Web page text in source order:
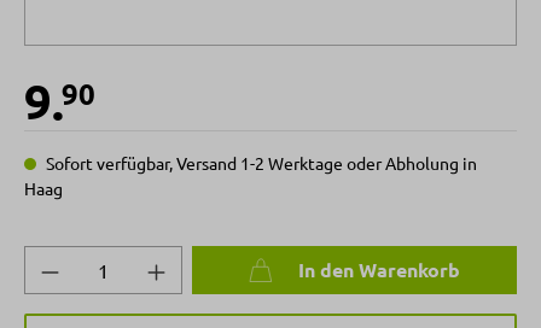
9.90
Sofort verfügbar, Versand 1-2 Werktage oder Abholung in
Haag
Produkt Anzahl: Gib den gewünschten
In den Warenkorb